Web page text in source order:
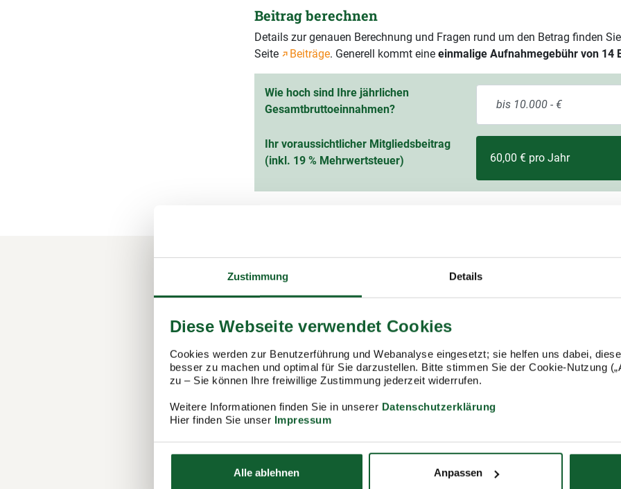
Zustimmung Details
Diese Webseite verwendet Cookies
Cookies werden zur Benutzerführung und Webanalyse eingesetzt; sie helfen uns dabei,
besser zu machen und optimal für Sie darzustellen. Bitte stimmen Sie der Cookie-Nutzung
zu – Sie können Ihre freiwillige Zustimmung jederzeit widerrufen.
Weitere Informationen finden Sie in unserer Datenschutzerklärung
Hier finden Sie unser Impressum
Alle ablehnen Anpassen
Beitrag berechnen
Details zur genauen Berechnung und Fragen rund um den Betrag finden
Seite
Beiträge. Generell kommt eine einmalige Aufnahmegebühr von 14
Wie hoch sind Ihre jährlichen
Gesamtbruttoeinnahmen?
Ihr voraussichtlicher Mitgliedsbeitrag
(inkl. 19 % Mehrwertsteuer)
60,00 € pro Jahr
Ihre Mitgliedschaft im Lohnsteuerhilfeverein
Der Steuerring e.V. (Lohnsteuerhilfeverein) ist mit rund 400.000 Mitgliedern
1.100 Beratungsstellen einer der größten Lohnsteuerhilfevereine
in Keltern stehen wir Ihnen gerne zur Verfügung und erstellen u. a. Ihre
Unsere Leistungen im Überblick
Wir erstellen die Steuererklärung für Sie – aber das ist noch nicht alles. Als
Vereinsmitglied im Steuerring sind Sie steuerlich rundum versorgt, das